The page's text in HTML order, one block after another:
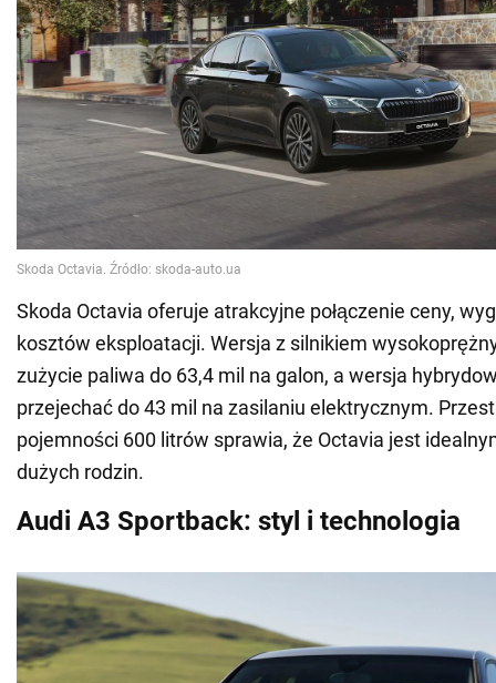
Skoda Octavia oferuje atrakcyjne połączenie ceny,
kosztów eksploatacji. Wersja z silnikiem
zużycie paliwa do 63,4 mil na galon, a wersja
przejechać do 43 mil na zasilaniu elektrycznym.
pojemności 600 litrów sprawia, że Octavia jest
dużych rodzin.
Audi A3 Sportback: styl i technologia